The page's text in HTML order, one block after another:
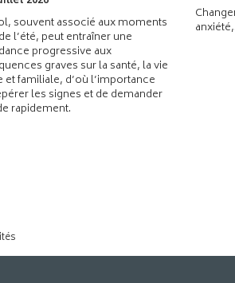
souvent associé aux moments
l’été, peut entraîner une
progressive aux
graves sur la santé, la vie
et familiale, d’où l’importance
les signes et de demander
rapidement.